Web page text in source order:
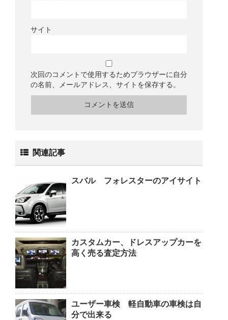
サイト
次回のコメントで使用するためブラウザーに自分
の名前、メールアドレス、サイトを保存する。
関連記事
スバル フォレスターのアイサイト
カスタムカー、ドレスアップカーを
高く売る査定方法
ユーザー車検 軽自動車の車検は自
分で出来る